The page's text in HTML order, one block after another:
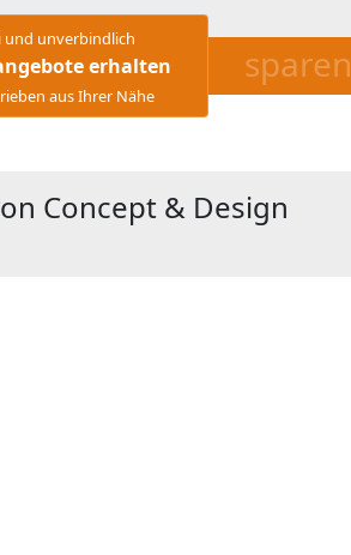
und unverbindlich
erhalten
aus Ihrer Nähe
sparen
Concept & Design